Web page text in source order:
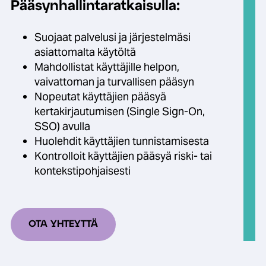
Pääsynhallintaratkaisulla:
Suojaat palvelusi ja järjestelmäsi
asiattomalta käytöltä
Mahdollistat käyttäjille helpon,
vaivattoman ja turvallisen pääsyn
Nopeutat käyttäjien pääsyä
kertakirjautumisen (Single Sign-On,
SSO) avulla
Huolehdit käyttäjien tunnistamisesta
Kontrolloit käyttäjien pääsyä riski- tai
kontekstipohjaisesti
OTA YHTEYTTÄ